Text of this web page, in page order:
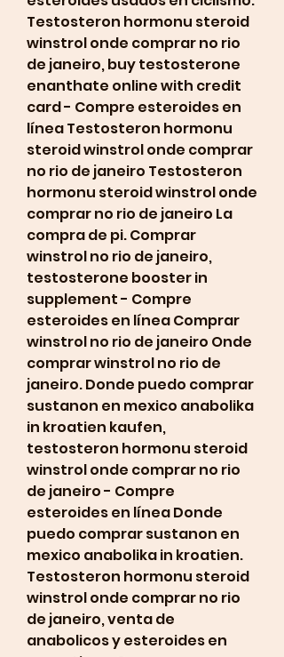
Testosteron hormonu steroid
winstrol onde comprar no rio
de janeiro, buy testosterone
enanthate online with credit
card - Compre esteroides en
línea Testosteron hormonu
steroid winstrol onde comprar
no rio de janeiro Testosteron
hormonu steroid winstrol onde
comprar no rio de janeiro La
compra de pi. Comprar
winstrol no rio de janeiro,
testosterone booster in
supplement - Compre
esteroides en línea Comprar
winstrol no rio de janeiro Onde
comprar winstrol no rio de
janeiro. Donde puedo comprar
sustanon en mexico anabolika
in kroatien kaufen,
testosteron hormonu steroid
winstrol onde comprar no rio
de janeiro - Compre
esteroides en línea Donde
puedo comprar sustanon en
mexico anabolika in kroatien.
Testosteron hormonu steroid
winstrol onde comprar no rio
de janeiro, venta de
anabolicos y esteroides en